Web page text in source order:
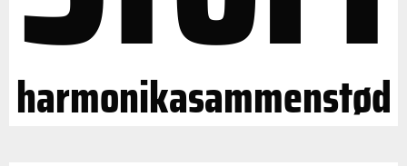
harmonikasammenstød